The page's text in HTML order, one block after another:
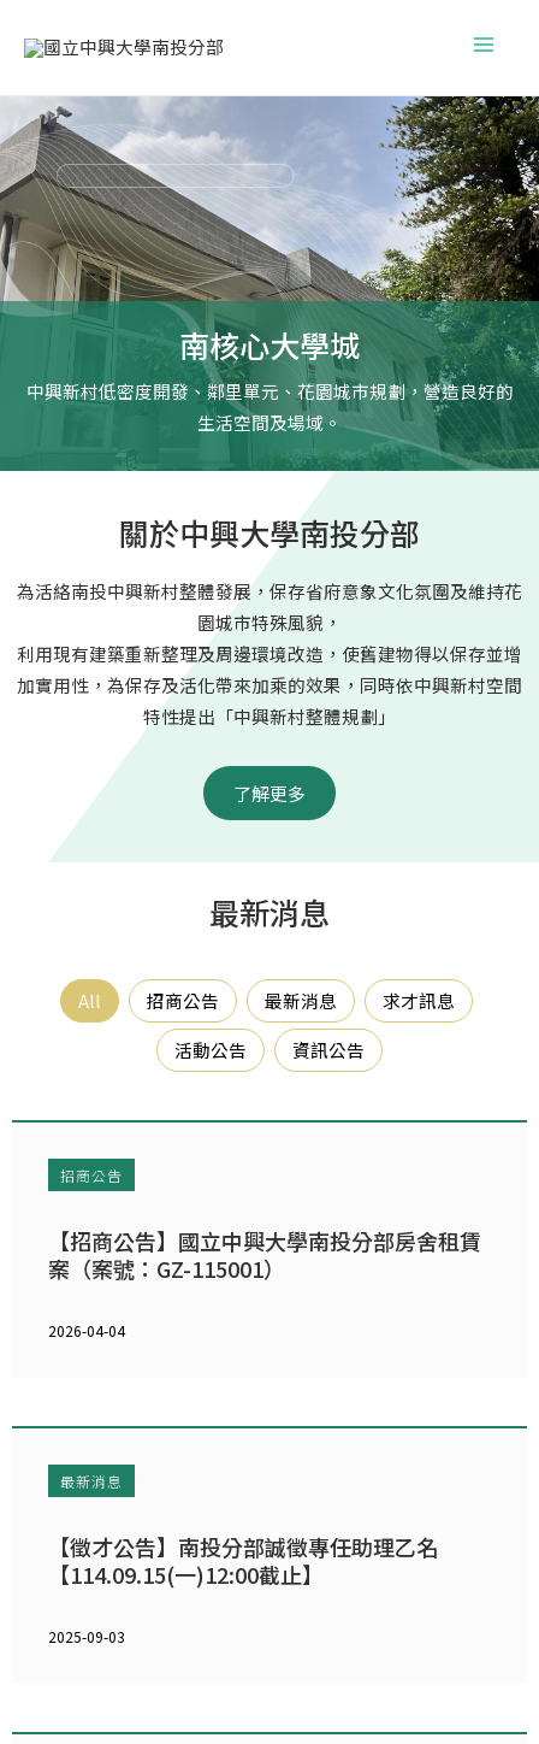
內
容
南核心大學城
中興新村低密度開發、鄰里單元、花園城市規劃，營造良好的
生活空間及場域。
關於中興大學南投分部
為活絡南投中興新村整體發展，保存省府意象文化氛圍及維持花
園城市特殊風貌，
利用現有建築重新整理及周邊環境改造，使舊建物得以保存並增
加實用性，為保存及活化帶來加乘的效果，同時依中興新村空間
特性提出「中興新村整體規劃」
了解更多
最新消息
All 招商公告 最新消息
求才訊息
活動公告
資訊公告
招商公告
【招商公告】國立中興大學南投分部房舍租賃
案（案號：GZ-115001）
2026-04-04
最新消息
【徵才公告】南投分部誠徵專任助理乙名
【114.09.15(一)12:00截止】
2025-09-03